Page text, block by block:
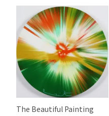
The Beautiful Painting